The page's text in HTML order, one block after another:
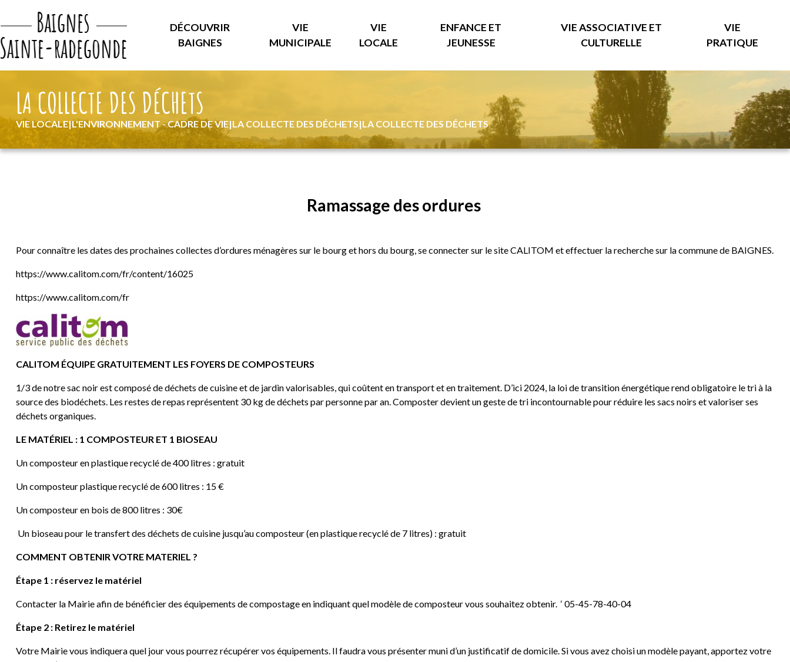
DÉCOUVRIR
BAIGNES
VIE
MUNICIPALE
VIE
LOCALE
ENFANCE ET
JEUNESSE
VIE ASSOCIATIVE ET
CULTURELLE
VIE
PRATIQUE
VIE LOCALE|L'ENVIRONNEMENT - CADRE DE VIE|LA COLLECTE DES DÉCHETS|LA COLLECTE DES DÉCHETS
LA COLLECTE DES DÉCHETS
Ramassage des ordures
Pour connaître les dates des prochaines collectes d’ordures ménagères sur le bourg et hors du bourg, se connecter sur le siteCALITOM et effectuer la recherche sur la commune de BAIGNES.
https://www.calitom.com/fr/content/16025
https://www.calitom.com/fr
CALITOM ÉQUIPE GRATUITEMENT LES FOYERS DE COMPOSTEURS
1/3 de notre sac noir est composé de déchets de cuisine et de jardin valorisables, qui coûtent en transport et en traitement. D’ici 2024, la loi de transition énergétique rend obligatoire le tri à la
source des biodéchets. Les restes de repas représentent 30 kg de déchets par personne par an. Composter devient un geste de tri incontournable pour réduire les sacs noirs et valoriser ses
déchets organiques.
LE MATÉRIEL : 1 COMPOSTEUR ET 1 BIOSEAU
Un composteur en plastique recyclé de 400 litres : gratuit
Un composteur plastique recyclé de 600 litres : 15 €
Un composteur en bois de 800 litres : 30€
Un bioseau pour le transfert des déchets de cuisine jusqu’au composteur (en plastique recyclé de 7 litres) : gratuit
COMMENT OBTENIR VOTRE MATERIEL ?
Étape 1 : réservez le matériel
Contacter la Mairie afin de bénéficier des équipements de compostage en indiquant quel modèle de composteur vous souhaitez obtenir. ‘ 05-45-78-40-04
Étape 2 : Retirez le matériel
Votre Mairie vous indiquera quel jour vous pourrez récupérer vos équipements. Il faudra vous présenter muni d’un justificatif de domicile. Si vous avez choisi un modèle payant, apportez votre